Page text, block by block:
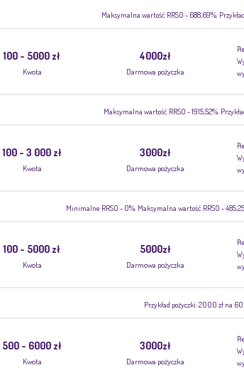
Maksymalna wartość RRSO - 688,69%.
100 - 5000 zł
Kwota
4000zł
Darmowa pożyczka
Maksymalna wartość RRSO - 1915,52%.
100 - 3 000 zł
Kwota
3000zł
Darmowa pożyczka
Minimalne RRSO - 0%. Maksymalna wartość RRSO -
100 - 5000 zł
Kwota
5000zł
Darmowa pożyczka
Przykład pożyczki: 2000 zł na 60
500 - 6000 zł
Kwota
3000zł
Darmowa pożyczka